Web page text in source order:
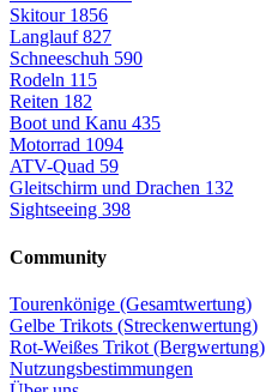
Skitour 1856
Langlauf827
Schneeschuh 590
Rodeln 115
Reiten 182
Boot und Kanu 435
Motorrad 1094
ATV-Quad 59
Gleitschirm und Drachen 132
Sightseeing 398
Community
Tourenkönige (Gesamtwertung)
Gelbe Trikots (Streckenwertung)
Rot-Weißes Trikot (Bergwertung)
Nutzungsbestimmungen